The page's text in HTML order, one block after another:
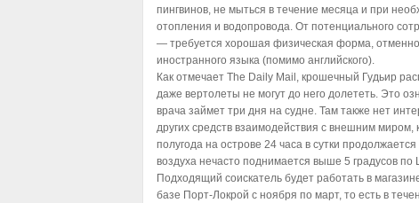
пингвинов, не мыться в течение месяца и при
отопления и водопровода. От потенциального
— требуется хорошая физическая форма,
иностранного языка (помимо английского).
Как отмечает The Daily Mail, крошечный Гудьир
даже вертолеты не могут до него долететь. Это
врача займет три дня на судне. Там также нет
других средств взаимодействия с внешним
полугода на острове 24 часа в сутки
воздуха нечасто поднимается выше 5 градусов по
Подходящий соискатель будет работать в
базе Порт-Локрой с ноября по март, то есть в